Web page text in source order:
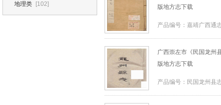
地理类 [102]
版地方志下载
产品编号：嘉靖广西
广西崇左市《民国龙州
版地方志下载
产品编号：民国龙州